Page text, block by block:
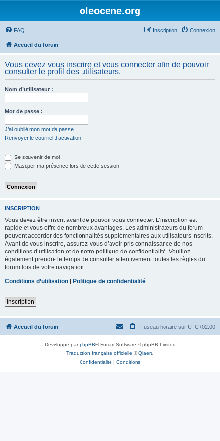
oleocene.org
FAQ Connexion
Inscription
Accueil du forum
Vous devez vous inscrire et vous connecter afin de pouvoir
consulter le profil des utilisateurs.
Nom d’utilisateur :
Mot de passe :
J’ai oublié mon mot de passe
Renvoyer le courriel d’activation
Se souvenir de moi
Masquer ma présence lors de cette session
INSCRIPTION
Vous devez être inscrit avant de pouvoir vous connecter. L’inscription est
rapide et vous offre de nombreux avantages. Les administrateurs du forum
peuvent accorder des fonctionnalités supplémentaires aux utilisateurs inscrits.
Avant de vous inscrire, assurez-vous d’avoir pris connaissance de nos
conditions d’utilisation et de notre politique de confidentialité. Veuillez
également prendre le temps de consulter attentivement toutes les règles du
forum lors de votre navigation.
Conditions d’utilisation | Politique de confidentialité
Inscription
Accueil du forum Fuseau horaire sur UTC+02:00
Développé parphpBB® Forum Software © phpBB Limited
Traduction française officielle ©Qiaeru
Confidentialité | Conditions